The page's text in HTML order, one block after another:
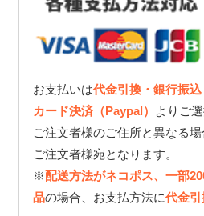
お支払いは代金引換・銀行振
カード決済（Paypal）
よりご
ご注文者様のご住所と異なる
ご注文者様宛となります。
※配送方法がネコポス、一部
品の場合、お支払方法に代金引